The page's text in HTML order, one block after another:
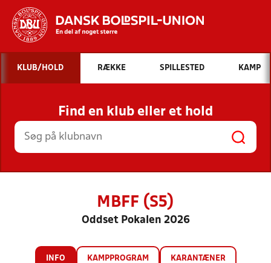
Hvad vil du søge efter?
INDHOLD OG NYHEDER
STILLINGER, RESULTATER, KLUBBER OG
HOLD
KLUB/HOLD RÆKKE SPILLESTED KAMP
Find en klub eller et hold
MBFF (S5)
Oddset Pokalen 2026
INFO KAMPPROGRAM KARANTÆNER